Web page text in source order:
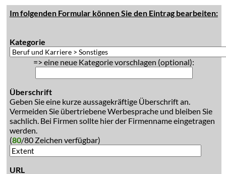
Im folgenden Formular können Sie den Eintrag bearbeiten:
Kategorie
=> eine neue Kategorie vorschlagen (optional):
Überschrift
Geben Sie eine kurze aussagekräftige Überschrift an.
Vermeiden Sie übertriebene Werbesprache und bleiben Sie
sachlich. Bei Firmen sollte hier der Firmenname eingetragen
werden.
(80/80 Zeichen verfügbar)
URL